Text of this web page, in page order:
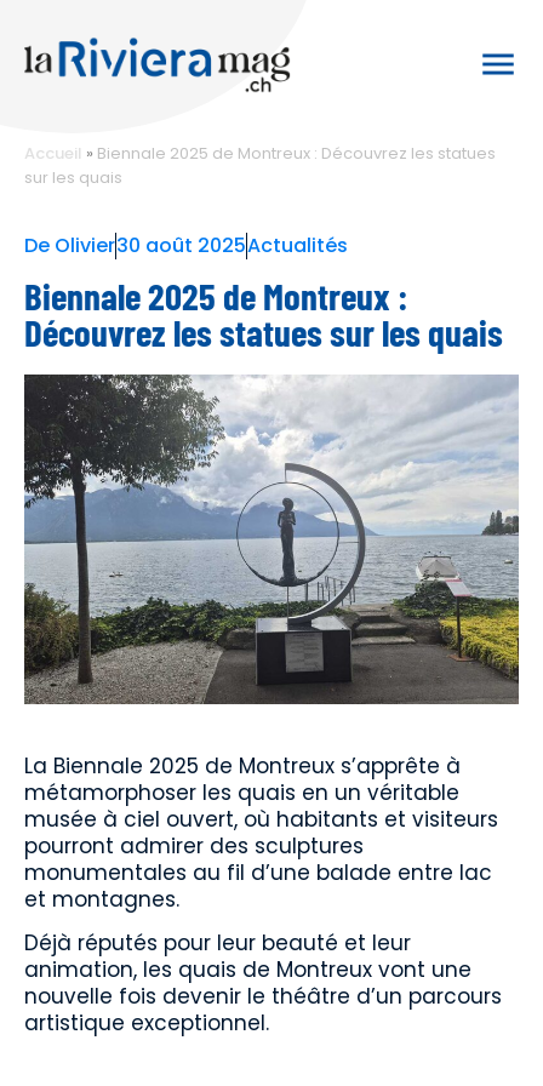
Accueil » Biennale 2025 de Montreux : Découvrez les statues
sur les quais
De Olivier30 août 2025Actualités
Biennale 2025 de Montreux :
Découvrez les statues sur les quais
La Biennale 2025 de Montreux s’apprête à
métamorphoser les quais en un véritable
musée à ciel ouvert, où habitants et visiteurs
pourront admirer des sculptures
monumentales au fil d’une balade entre lac
et montagnes.
Déjà réputés pour leur beauté et leur
animation, les quais de Montreux vont une
nouvelle fois devenir le théâtre d’un parcours
artistique exceptionnel.